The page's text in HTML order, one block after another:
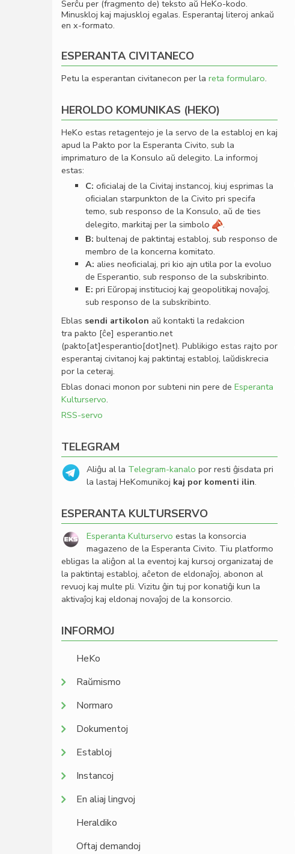
Serĉu per (fragmento de) teksto aŭ HeKo-kodo.
Minuskloj kaj majuskloj egalas. Esperantaj literoj ankaŭ
en x-formato.
ESPERANTA CIVITANECO
Petu la esperantan civitanecon per la reta formularo.
HEROLDO KOMUNIKAS (HEKO)
HeKo estas retagentejo je la servo de la establoj en kaj
apud la Pakto por la Esperanta Civito, sub la
imprimaturo de la Konsulo aŭ delegito. La informoj
estas:
C: oﬁcialaj de la Civitaj instancoj, kiuj esprimas la
oﬁcialan starpunkton de la Civito pri specifa
temo, sub responso de la Konsulo, aŭ de ties
delegito, markitaj per la simbolo
.
B: bultenaj de paktintaj establoj, sub responso de
membro de la koncerna komitato.
A: alies neoﬁcialaj, pri kio ajn utila por la evoluo
de Esperantio, sub responso de la subskribinto.
E: pri Eŭropaj institucioj kaj geopolitikaj novaĵoj,
sub responso de la subskribinto.
Eblas sendi artikolon aŭ kontakti la redakcion
tra pakto [ĉe] esperantio.net
(pakto[at]esperantio[dot]net). Publikigo estas rajto por
esperantaj civitanoj kaj paktintaj establoj, laŭdiskrecia
por la ceteraj.
Eblas donaci monon por subteni nin pere de Esperanta
Kulturservo.
RSS-servo
TELEGRAM
Aliĝu al la Telegram-kanalo por resti ĝisdata pri
la lastaj HeKomunikoj kaj por komenti ilin.
ESPERANTA KULTURSERVO
Esperanta Kulturservo estas la konsorcia
magazeno de la Esperanta Civito. Tiu platformo
ebligas la aliĝon al la eventoj kaj kursoj organizataj de
la paktintaj establoj, aĉeton de eldonaĵoj, abonon al
revuoj kaj multe pli. Vizitu ĝin tuj por konatiĝi kun la
aktivaĵoj kaj eldonaj novaĵoj de la konsorcio.
INFORMOJ
HeKo
Raŭmismo
Normaro
Dokumentoj
Establoj
Instancoj
En aliaj lingvoj
Heraldiko
Oftaj demandoj